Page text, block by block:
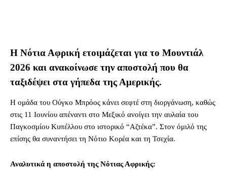
Η Νότια Αφρική ετοιμάζεται για το Μουντιάλ
2026 και ανακοίνωσε την αποστολή που θα
ταξιδέψει στα γήπεδα της Αμερικής.
Η ομάδα του Ούγκο Μπρόος κάνει σεφτέ στη διοργάνωση, καθώς
στις 11 Ιουνίου απέναντι στο Μεξικό ανοίγει την αυλαία του
Παγκοσμίου Κυπέλλου στο ιστορικό “Αζτέκα”. Στον όμιλό της
επίσης θα συναντήσει τη Νότιο Κορέα και τη Τσεχία.
Αναλυτικά η αποστολή της Νότιας Αφρικής: